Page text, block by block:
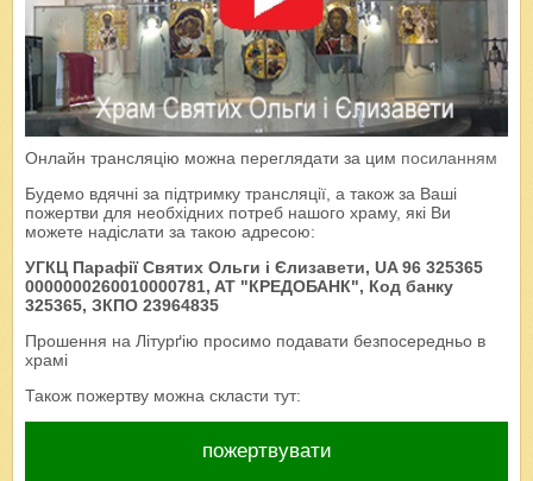
Онлайн трансляцію можна переглядати за цим посиланням
Будемо вдячні за підтримку трансляції, а також за Ваші
пожертви для необхідних потреб нашого храму, які Ви
можете надіслати за такою адресою:
УГКЦ Парафії Святих Ольги і Єлизавети, UA 96 325365
0000000260010000781, AT "КРЕДОБАНК", Код банку
325365, ЗКПО 23964835
Прошення на Літурґію просимо подавати безпосередньо в
храмі
Також пожертву можна скласти тут:
пожертвувати